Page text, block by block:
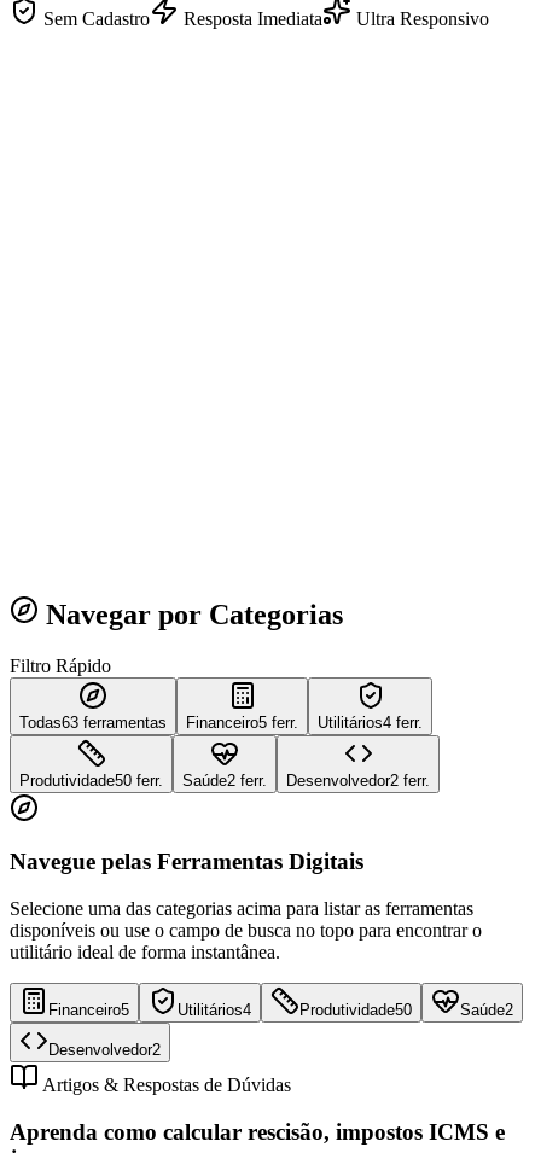
Sem Cadastro Resposta Imediata Ultra Responsivo
Navegar por Categorias
Filtro Rápido
Todas63 ferramentas Financeiro5 ferr. Utilitários4 ferr.
Produtividade50 ferr. Saúde2 ferr. Desenvolvedor2 ferr.
Navegue pelas Ferramentas Digitais
Selecione uma das categorias acima para listar as ferramentas
disponíveis ou use o campo de busca no topo para encontrar o
utilitário ideal de forma instantânea.
Financeiro5 Utilitários4 Produtividade50 Saúde2
Desenvolvedor2
Artigos & Respostas de Dúvidas
Aprenda como calcular rescisão, impostos ICMS e